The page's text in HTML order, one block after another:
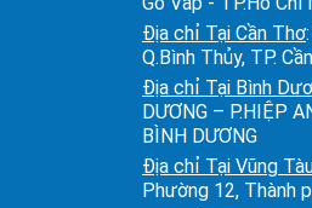
Địa chỉ Tại Cần Thơ
Q.Bình Thủy, TP.
Địa chỉ Tại Bình
DƯƠNG – P.HIỆP
BÌNH DƯƠNG
Địa chỉ Tại Vũng
Phường 12, Thành